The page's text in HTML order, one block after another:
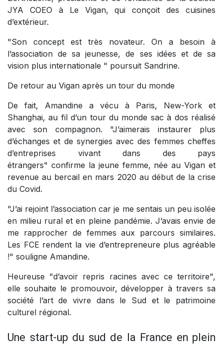
JYA COEO à Le Vigan, qui conçoit des cuisines
d’extérieur.
"Son concept est très novateur. On a besoin à
l’association de sa jeunesse, de ses idées et de sa
vision plus internationale " poursuit Sandrine.
De retour au Vigan après un tour du monde
De fait, Amandine a vécu à Paris, New-York et
Shanghai, au fil d’un tour du monde sac à dos réalisé
avec son compagnon. "J’aimerais instaurer plus
d’échanges et de synergies avec des femmes cheffes
d’entreprises vivant dans des pays
étrangers" confirme la jeune femme, née au Vigan et
revenue au bercail en mars 2020 au début de la crise
du Covid.
"J’ai rejoint l’association car je me sentais un peu isolée
en milieu rural et en pleine pandémie. J’avais envie de
me rapprocher de femmes aux parcours similaires.
Les FCE rendent la vie d’entrepreneure plus agréable
!" souligne Amandine.
Heureuse "d’avoir repris racines avec ce territoire",
elle souhaite le promouvoir, développer à travers sa
société l’art de vivre dans le Sud et le patrimoine
culturel régional.
Une start-up du sud de la France en plein